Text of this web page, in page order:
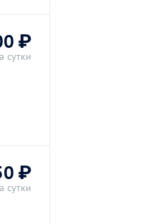
₽
сутки
₽
сутки